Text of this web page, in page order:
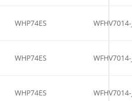
WHP74ES
WHP74ES
WHP74ES